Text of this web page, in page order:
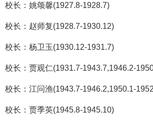
校长：姚颂馨(1927.8-1928.7)
校长：赵师复(1928.7-1930.12)
校长：杨卫玉(1930.12-1931.7)
校长：贾观仁(1931.7-1943.7,1946.2-
校长：江问渔(1943.7-1946.2,1950.1-
校长：贾季英(1945.8-1945.10)